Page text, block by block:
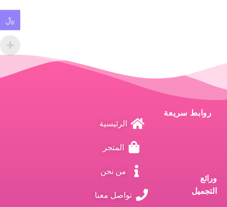
ورائع
التجميل
روابط سريعة
الرئيسية
المتجر
من نحن
تواصل معنا
﷼